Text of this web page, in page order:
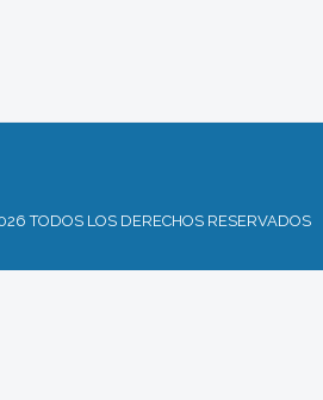
TODOS LOS DERECHOS RESERVADOS